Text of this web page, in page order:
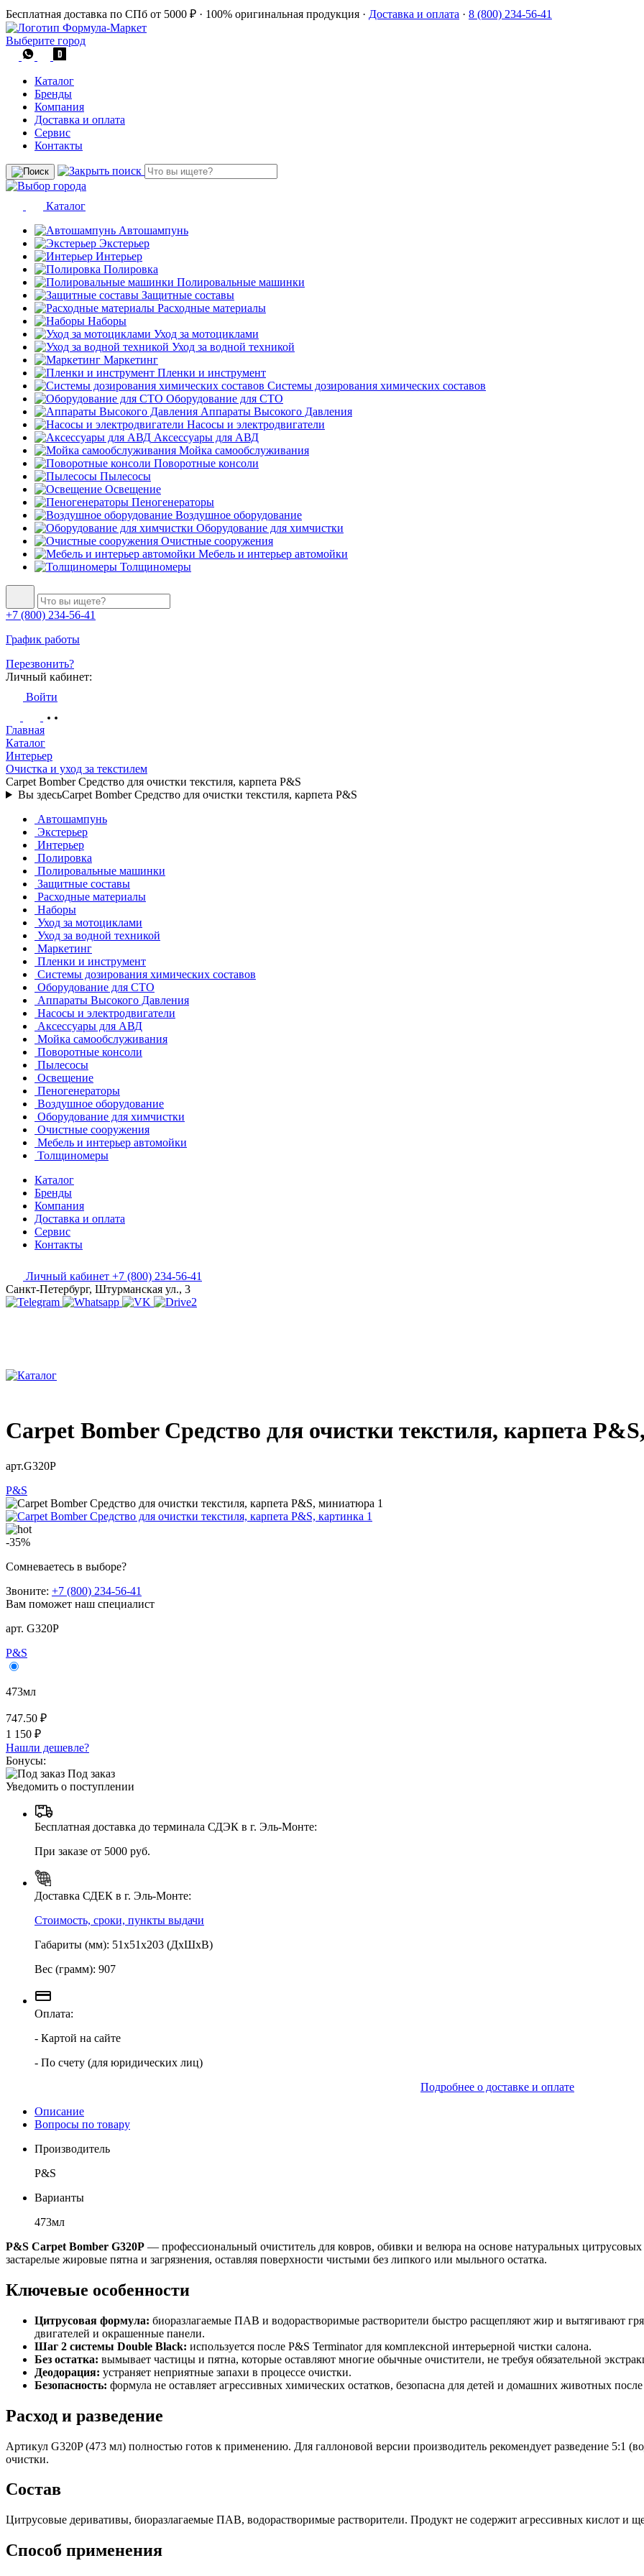
Бесплатная доставка по СПб от 5000 ₽ · 100% оригинальная продукция · Доставка и оплата · 8 (800) 234-56-41
Выберите город
Каталог
Бренды
Компания
Доставка и оплата
Сервис
Контакты
Каталог
Автошампунь
Экстерьер
Интерьер
Полировка
Полировальные машинки
Защитные составы
Расходные материалы
Наборы
Уход за мотоциклами
Уход за водной техникой
Маркетинг
Пленки и инструмент
Системы дозирования химических составов
Оборудование для СТО
Аппараты Высокого Давления
Насосы и электродвигатели
Аксессуары для АВД
Мойка самообслуживания
Поворотные консоли
Пылесосы
Освещение
Пеногенераторы
Воздушное оборудование
Оборудование для химчистки
Очистные сооружения
Мебель и интерьер автомойки
Толщиномеры
+7 (800) 234-56-41
График работы
Перезвонить?
Личный кабинет:
Войти
Главная
Каталог
Интерьер
Очистка и уход за текстилем
Carpet Bomber Средство для очистки текстиля, карпета P&S
Вы здесьCarpet Bomber Средство для очистки текстиля, карпета P&S
Автошампунь
Экстерьер
Интерьер
Полировка
Полировальные машинки
Защитные составы
Расходные материалы
Наборы
Уход за мотоциклами
Уход за водной техникой
Маркетинг
Пленки и инструмент
Системы дозирования химических составов
Оборудование для СТО
Аппараты Высокого Давления
Насосы и электродвигатели
Аксессуары для АВД
Мойка самообслуживания
Поворотные консоли
Пылесосы
Освещение
Пеногенераторы
Воздушное оборудование
Оборудование для химчистки
Очистные сооружения
Мебель и интерьер автомойки
Толщиномеры
Каталог
Бренды
Компания
Доставка и оплата
Сервис
Контакты
Личный кабинет +7 (800) 234-56-41
Санкт-Петербург, Штурманская ул., 3
Carpet Bomber Средство для очистки текстиля, карпета
арт.G320P
P&S
-35%
Сомневаетесь в выборе?
Звоните: +7 (800) 234-56-41
Вам поможет наш специалист
арт. G320P
P&S
473мл
747.50 ₽
1 150 ₽
Нашли дешевле?
Бонусы:
Под заказ
Уведомить о поступлении
Бесплатная доставка до терминала СДЭК в г. Эль-Монте:
При заказе от 5000 руб.
Доставка СДЕК в г. Эль-Монте:
Стоимость, сроки, пункты выдачи
Габариты (мм): 51х51х203 (ДхШхВ)
Вес (грамм): 907
Оплата:
- Картой на сайте
- По счету (для юридических лиц)
Подробнее о доставке и оплате
Описание
Вопросы по товару
Производитель
P&S
Варианты
473мл
P&S Carpet Bomber G320P — профессиональный очиститель для ковров, обивки и велюра на основе натуральных
застарелые жировые пятна и загрязнения, оставляя поверхности чистыми без липкого или мыльного остатка.
Ключевые особенности
Цитрусовая формула: биоразлагаемые ПАВ и водорастворимые растворители быстро расщепляют жир и вытягивают
двигателей и окрашенные панели.
Шаг 2 системы Double Black: используется после P&S Terminator для комплексной интерьерной чистки салона.
Без остатка: вымывает частицы и пятна, которые оставляют многие обычные очистители, не требуя обязательной
Деодорация: устраняет неприятные запахи в процессе очистки.
Безопасность: формула не оставляет агрессивных химических остатков, безопасна для детей и домашних животных
Расход и разведение
Артикул G320P (473 мл) полностью готов к применению. Для галлоновой версии производитель рекомендует разведение 5:1
очистки.
Состав
Цитрусовые деривативы, биоразлагаемые ПАВ, водорастворимые растворители. Продукт не содержит агрессивных кислот и
Способ применения